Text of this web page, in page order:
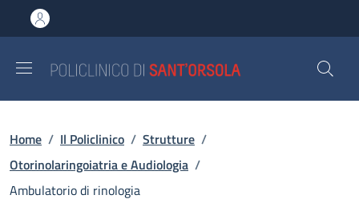
al contenuto principale
to footer content
Briciole di pane
Home / Il Policlinico / Strutture /
Otorinolaringoiatria e Audiologia /
Ambulatorio di rinologia